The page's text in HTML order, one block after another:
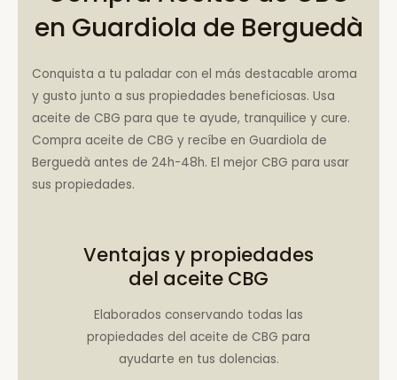
en Guardiola de Berguedà
Conquista a tu paladar con el más destacable aroma
y gusto junto a sus propiedades beneficiosas. Usa
aceite de CBG para que te ayude, tranquilice y cure.
Compra aceite de CBG y recíbe en Guardiola de
Berguedà antes de 24h-48h. El mejor CBG para usar
sus propiedades.
Ventajas y propiedades
del aceite CBG
Elaborados conservando todas las
propiedades del aceite de CBG para
ayudarte en tus dolencias.